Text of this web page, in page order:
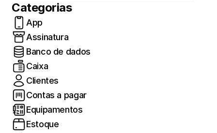
Categorias
App
Assinatura
Banco de dados
Caixa
Clientes
Contas a pagar
Equipamentos
Estoque